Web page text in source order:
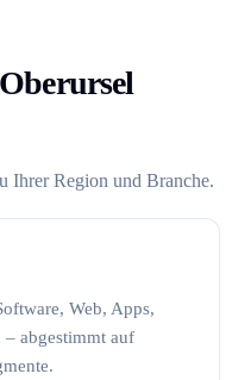
Ihrer Region und Branche.
Web, Apps,
abgestimmt auf